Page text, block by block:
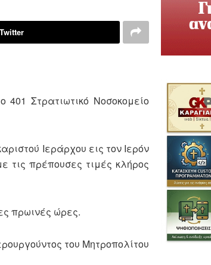
Στρατιωτικό Νοσοκομείο
Ιεράρχου εις τον Ιερόν
τις πρέπουσες τιμές κλήρος
πρωινές ώρες.
του Μητροπολίτου